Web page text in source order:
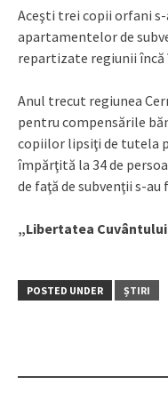
Aceşti trei copii orfani
apartamentelor de
repartizate regiunii încă
Anul trecut regiunea
pentru compensările
copiilor lipsiţi de tutela
împărţită la 34 de
de faţă de subvenţii s-
„Libertatea
POSTED UNDER ȘTIRI